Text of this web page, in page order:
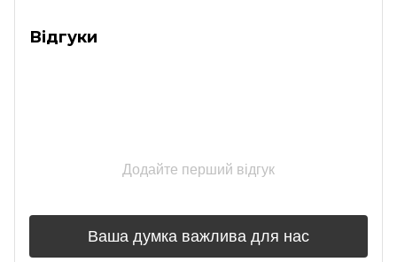
Відгуки
Додайте перший відгук
Ваша думка важлива для нас